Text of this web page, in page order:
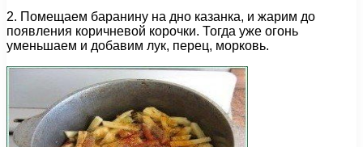
2. Помещаем баранину на дно казанка, и жарим до
появления коричневой корочки. Тогда уже огонь
уменьшаем и добавим лук, перец, морковь.